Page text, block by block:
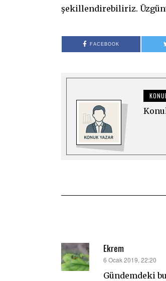
şekillendirebiliriz.
FACEBOOK
Ekrem
dedi
ki:
6 Ocak 2019, 22:20
Gündemdeki